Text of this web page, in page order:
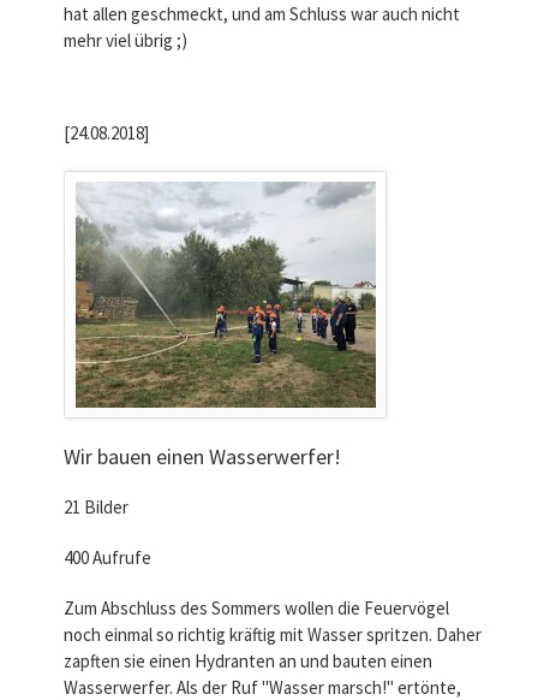
hat allen geschmeckt, und am Schluss war auch nicht
mehr viel übrig ;)
[24.08.2018]
Wir bauen einen Wasserwerfer!
21 Bilder
400 Aufrufe
Zum Abschluss des Sommers wollen die Feuervögel
noch einmal so richtig kräftig mit Wasser spritzen. Daher
zapften sie einen Hydranten an und bauten einen
Wasserwerfer. Als der Ruf "Wasser marsch!" ertönte,